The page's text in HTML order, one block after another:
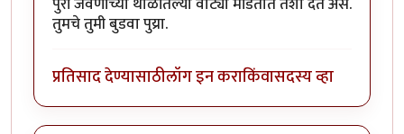
तुमचे तुमी बुडवा पुय्रा.
प्रतिसाद देण्यासाठीलॉग इन कराकिंवासदस्य व्हा